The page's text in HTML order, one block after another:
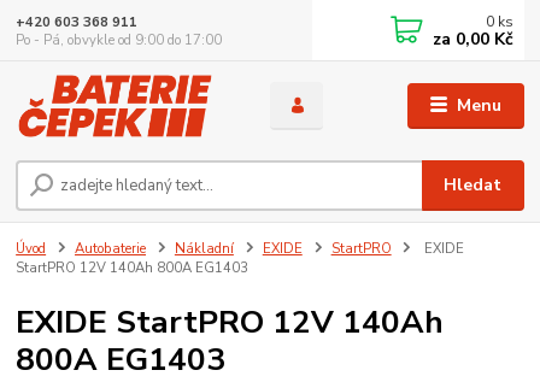
Menu
Hledat
+420 603 368 911
Po - Pá, obvykle od 9:00 do 17:00
0 ks
za 0,00 Kč
Úvod Autobaterie Nákladní EXIDE StartPRO
EXIDE
StartPRO 12V 140Ah 800A EG1403
EXIDE StartPRO 12V 140Ah
800A EG1403